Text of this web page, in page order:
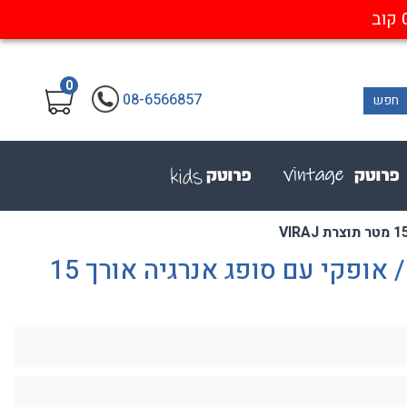
חפש
0
08-6566857
בולם נפילה כבל פלדה אנכי / אופקי עם סופג אנרגיה אורך 15